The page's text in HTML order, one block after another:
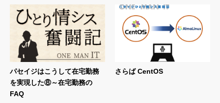
パセイジはこうして在宅勤務
を実現した⑧～在宅勤務の
FAQ
さらば CentOS